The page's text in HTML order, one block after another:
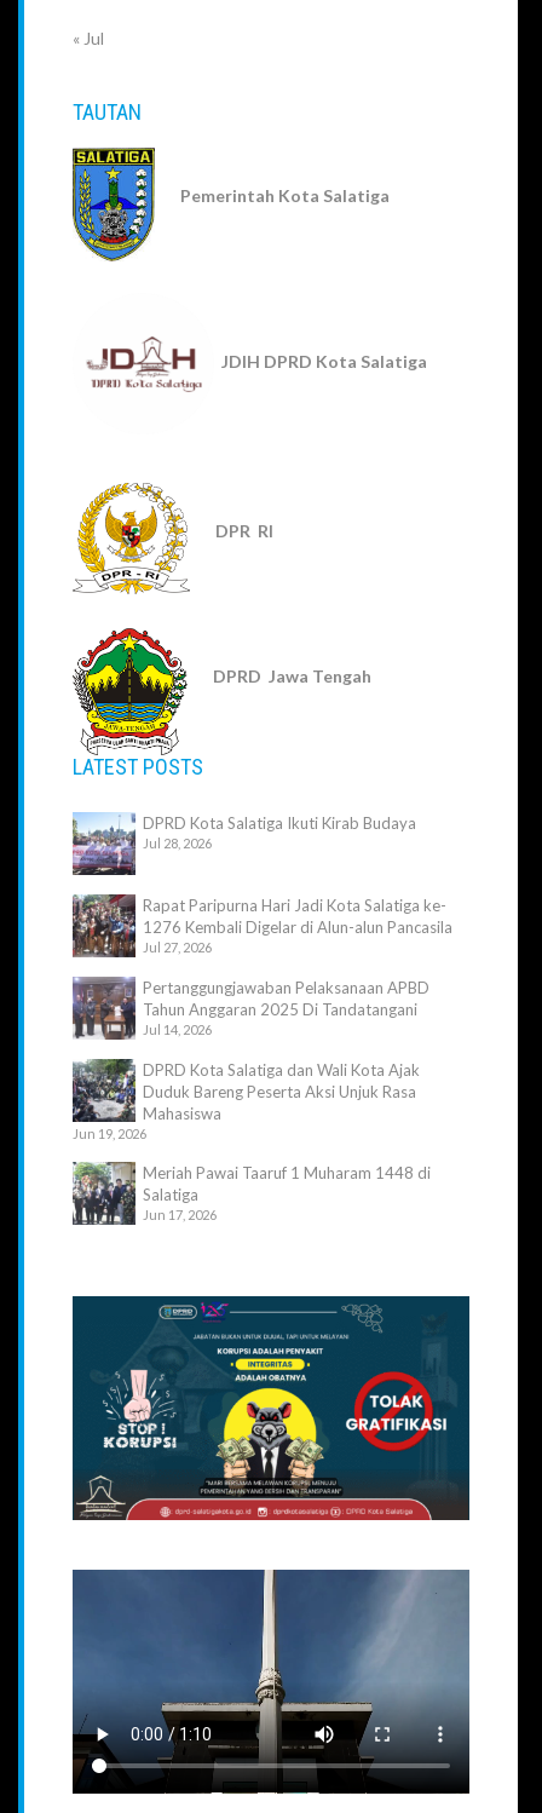
« Jul
TAUTAN
Pemerintah Kota Salatiga
JDIH DPRD Kota Salatiga
DPR RI
DPRD Jawa Tengah
LATEST POSTS
DPRD Kota Salatiga Ikuti Kirab Budaya
Jul 28, 2026
Rapat Paripurna Hari Jadi Kota Salatiga ke-
1276 Kembali Digelar di Alun-alun Pancasila
Jul 27, 2026
Pertanggungjawaban Pelaksanaan APBD
Tahun Anggaran 2025 Di Tandatangani
Jul 14, 2026
DPRD Kota Salatiga dan Wali Kota Ajak
Duduk Bareng Peserta Aksi Unjuk Rasa
Mahasiswa
Jun 19, 2026
Meriah Pawai Taaruf 1 Muharam 1448 di
Salatiga
Jun 17, 2026